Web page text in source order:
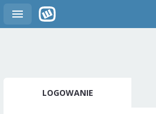
LOGOWANIE